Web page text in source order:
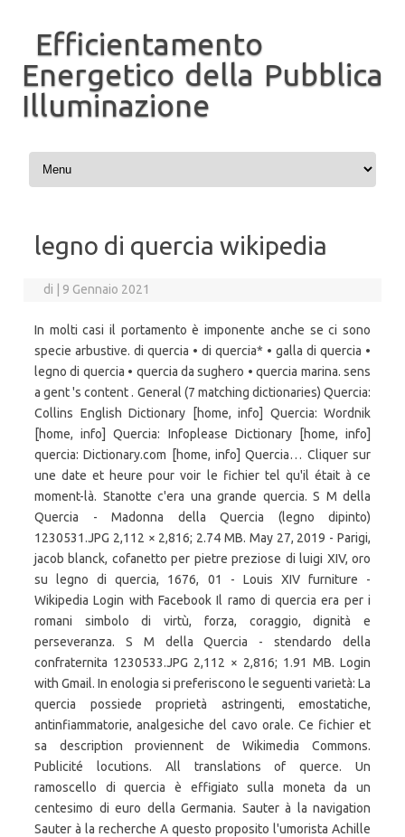
Efficientamento
Energetico della Pubblica
Illuminazione
Vai al contenuto
legno di quercia wikipedia
di 9 Gennaio 2021
In molti casi il portamento è imponente anche se ci sono
specie arbustive. di quercia • di quercia* • galla di quercia •
legno di quercia • quercia da sughero • quercia marina. sens
a gent 's content . General (7 matching dictionaries) Quercia:
Collins English Dictionary [home, info] Quercia: Wordnik
[home, info] Quercia: Infoplease Dictionary [home, info]
quercia: Dictionary.com [home, info] Quercia… Cliquer sur
une date et heure pour voir le fichier tel qu'il était à ce
moment-là. Stanotte c'era una grande quercia. S M della
Quercia - Madonna della Quercia (legno dipinto)
1230531.JPG 2,112 × 2,816; 2.74 MB. May 27, 2019 - Parigi,
jacob blanck, cofanetto per pietre preziose di luigi XIV, oro
su legno di quercia, 1676, 01 - Louis XIV furniture -
Wikipedia Login with Facebook Il ramo di quercia era per i
romani simbolo di virtù, forza, coraggio, dignità e
perseveranza. S M della Quercia - stendardo della
confraternita 1230533.JPG 2,112 × 2,816; 1.91 MB. Login
with Gmail. In enologia si preferiscono le seguenti varietà: La
quercia possiede proprietà astringenti, emostatiche,
antinfiammatorie, analgesiche del cavo orale. Ce fichier et
sa description proviennent de Wikimedia Commons.
Publicité locutions. All translations of querce. Un
ramoscello di quercia è effigiato sulla moneta da un
centesimo di euro della Germania. Sauter à la navigation
Sauter à la recherche A questo proposito l'umorista Achille